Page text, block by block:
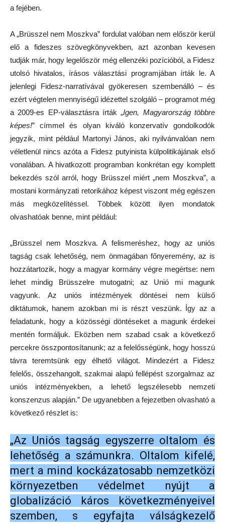
a fejében.
A „Brüsszel nem Moszkva” fordulat valóban nem először kerül
elő a fideszes szövegkönyvekben, azt azonban kevesen
tudják már, hogy legelőször még ellenzéki pozícióból, a Fidesz
utolsó hivatalos, írásos választási programjában írták le. A
jelenlegi Fidesz-narratívával gyökeresen szembenálló – és
ezért végtelen mennyiségű idézettel szolgáló – programot még
a 2009-es EP-választásra írták „Igen, Magyarország többre
képes!” címmel és olyan kiváló konzervatív gondolkodók
jegyzik, mint például Martonyi János, aki nyilvánvalóan nem
véletlenül nincs azóta a Fidesz putyinista külpolitikájának első
vonalában. A hivatkozott programban konkrétan egy komplett
bekezdés szól arról, hogy Brüsszel miért „nem Moszkva”, a
mostani kormányzati retorikához képest viszont még egészen
más megközelítéssel. Többek között ilyen mondatok
olvashatóak benne, mint például:
„Brüsszel nem Moszkva. A felismeréshez, hogy az uniós
tagság csak lehetőség, nem önmagában főnyeremény, az is
hozzátartozik, hogy a magyar kormány végre megértse: nem
lehet mindig Brüsszelre mutogatni; az Unió mi magunk
vagyunk. Az uniós intézmények döntései nem külső
diktátumok, hanem azokban mi is részt veszünk. Így az a
feladatunk, hogy a közösségi döntéseket a magunk érdekei
mentén formáljuk. Eközben nem szabad csak a következő
percekre összpontosítanunk; az a felelősségünk, hogy hosszú
távra teremtsünk egy élhető világot. Mindezért a Fidesz
felelős, összehangolt, szakmai alapú fellépést szorgalmaz az
uniós intézményekben, a lehető legszélesebb nemzeti
konszenzus alapján.” De ugyanebben a fejezetben olvasható a
következő részlet is:
„Az Uniós tagság egyszerre oltalom és
lehetőség a számunkra. Oltalom kifelé,
mert a mind kockázatosabb nemzetközi
környezetben védelmet nyújt a
globalizáció káros következményeivel
szemben, s egyfajta válságkezelő